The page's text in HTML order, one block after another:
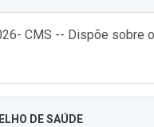
CMS -- Dispõe
DE SAÚDE